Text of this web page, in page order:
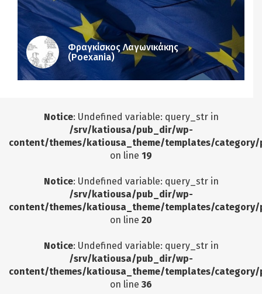
Φραγκίσκος Λαγωνικάκης
(Poexania)
Notice: Undefined variable: query_str in
/srv/katiousa/pub_dir/wp-
content/themes/katiousa_theme/templates/
on line 19
Notice: Undefined variable: query_str in
/srv/katiousa/pub_dir/wp-
content/themes/katiousa_theme/templates/
on line 20
Notice: Undefined variable: query_str in
/srv/katiousa/pub_dir/wp-
content/themes/katiousa_theme/templates/
on line 36